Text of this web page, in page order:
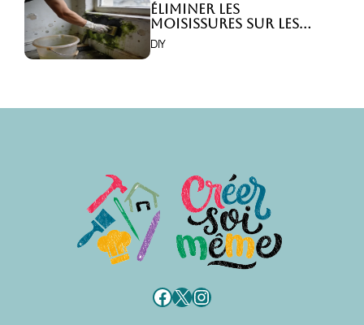
Éliminer les
moisissures sur les
murs : 5 solutions
efficaces ?
DIY
Facebook
X Instagram